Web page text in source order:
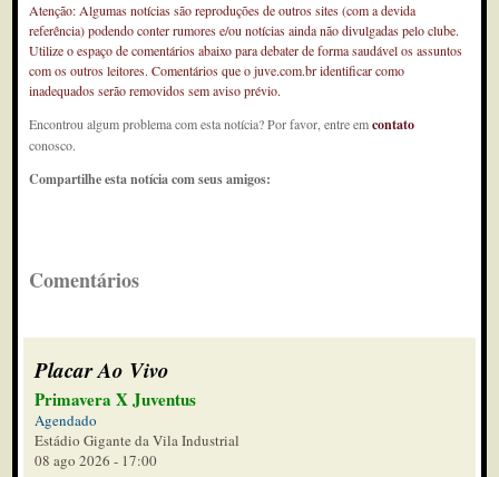
Atenção: Algumas notícias são reproduções de outros sites (com a devida
referência) podendo conter rumores e/ou notícias ainda não divulgadas pelo clube.
Utilize o espaço de comentários abaixo para debater de forma saudável os assuntos
com os outros leitores. Comentários que o juve.com.br identificar como
inadequados serão removidos sem aviso prévio.
Encontrou algum problema com esta notícia? Por favor, entre emcontato
conosco.
Compartilhe esta notícia com seus amigos:
Comentários
Placar Ao Vivo
Primavera X Juventus
Agendado
Estádio Gigante da Vila Industrial
08 ago 2026 - 17:00